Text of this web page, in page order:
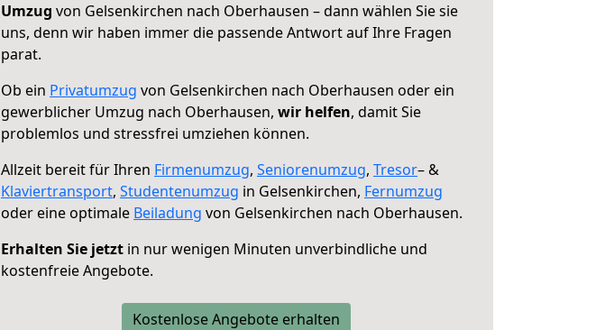
Umzug von Gelsenkirchen nach Oberhausen – dann wählen Sie sie
uns, denn wir haben immer die passende Antwort auf Ihre Fragen
parat.
Ob ein Privatumzug von Gelsenkirchen nach Oberhausen oder ein
gewerblicher Umzug nach Oberhausen, wir helfen, damit Sie
problemlos und stressfrei umziehen können.
Allzeit bereit für Ihren Firmenumzug, Seniorenumzug, Tresor– &
Klaviertransport, Studentenumzug in Gelsenkirchen, Fernumzug
oder eine optimale Beiladung von Gelsenkirchen nach Oberhausen.
Erhalten Sie jetzt in nur wenigen Minuten unverbindliche und
kostenfreie Angebote.
Kostenlose Angebote erhalten